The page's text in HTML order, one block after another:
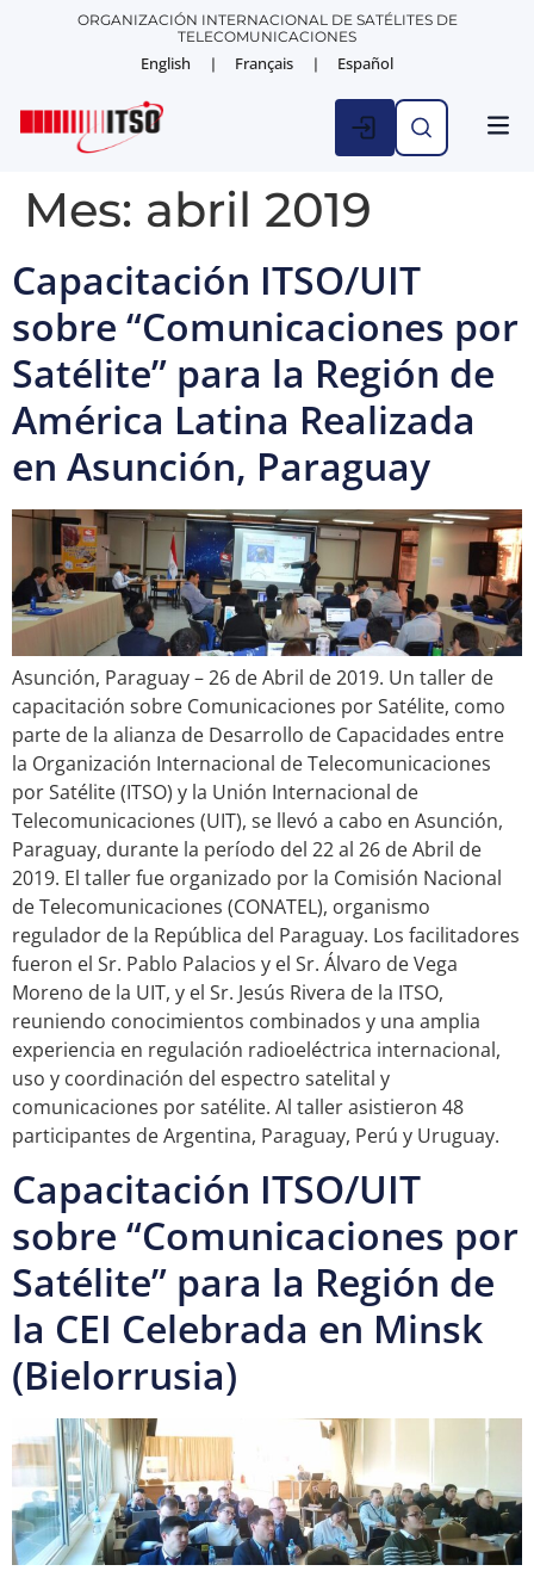
ORGANIZACIÓN INTERNACIONAL DE SATÉLITES DE
TELECOMUNICACIONES
English Français Español
Mes: abril 2019
Capacitación ITSO/UIT
sobre “Comunicaciones por
Satélite” para la Región de
América Latina Realizada
en Asunción, Paraguay
Asunción, Paraguay – 26 de Abril de 2019. Un taller de
capacitación sobre Comunicaciones por Satélite, como
parte de la alianza de Desarrollo de Capacidades entre
la Organización Internacional de Telecomunicaciones
por Satélite (ITSO) y la Unión Internacional de
Telecomunicaciones (UIT), se llevó a cabo en Asunción,
Paraguay, durante la período del 22 al 26 de Abril de
2019. El taller fue organizado por la Comisión Nacional
de Telecomunicaciones (CONATEL), organismo
regulador de la República del Paraguay. Los facilitadores
fueron el Sr. Pablo Palacios y el Sr. Álvaro de Vega
Moreno de la UIT, y el Sr. Jesús Rivera de la ITSO,
reuniendo conocimientos combinados y una amplia
experiencia en regulación radioeléctrica internacional,
uso y coordinación del espectro satelital y
comunicaciones por satélite. Al taller asistieron 48
participantes de Argentina, Paraguay, Perú y Uruguay.
Capacitación ITSO/UIT
sobre “Comunicaciones por
Satélite” para la Región de
la CEI Celebrada en Minsk
(Bielorrusia)